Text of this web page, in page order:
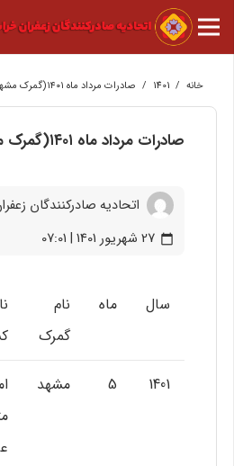
خانه /
1401
/ صادرات مرداد ماه ۱۴۰۱(گمرک مشهد)
صادرات مرداد ماه ۱۴۰۱(گمرک مشهد)
اتحادیه صادرکنندگان
calendar_today 27 شهریور 1401 | 07:01
سال ماه
نام
گمرک
1401
5 مشهد